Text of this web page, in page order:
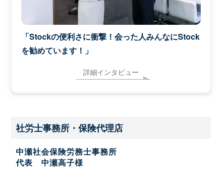
「Stockの便利さに衝撃！会った人みんなにStock
を勧めています！」
詳細インタビュー
社労士事務所・保険代理店
中瀬社会保険労務士事務所
代表 中瀬高子様